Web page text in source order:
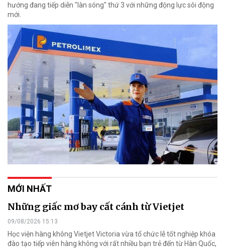
hướng đang tiếp diễn "làn sóng" thứ 3 với những động lực sôi động
mới.
MỚI NHẤT
Những giấc mơ bay cất cánh từ Vietjet
09/08/2026 15:13
Học viện hàng không Vietjet Victoria vừa tổ chức lễ tốt nghiệp khóa
đào tạo tiếp viên hàng không với rất nhiều bạn trẻ đến từ Hàn Quốc,